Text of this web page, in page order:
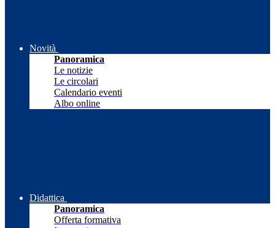
Novità
Panoramica
Le notizie
Le circolari
Calendario eventi
Albo online
Didattica
Panoramica
Offerta formativa